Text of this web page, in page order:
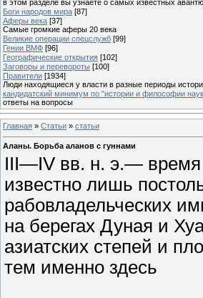
в этом разделе вы узнаете о самых известных
Боги народов мира [87]
Аферы века [37]
Самые громкие аферы 20 века
Великие операции спецслужб [99]
Гении ВМФ [96]
Географические открытия [102]
Заговоры и перевороты [100]
Правители [1934]
Люди находящиеся у власти в разные периоды
кандидатский минимум по "истории и философии
ответы на вопросы
Главная » Статьи » статьи
Аланы. Борьба аланов с гуннами
III—IV вв. н. э.— время
известно лишь
рабовладельческих
на берегах Дуная и
азиатских степей и
тем именно здесь